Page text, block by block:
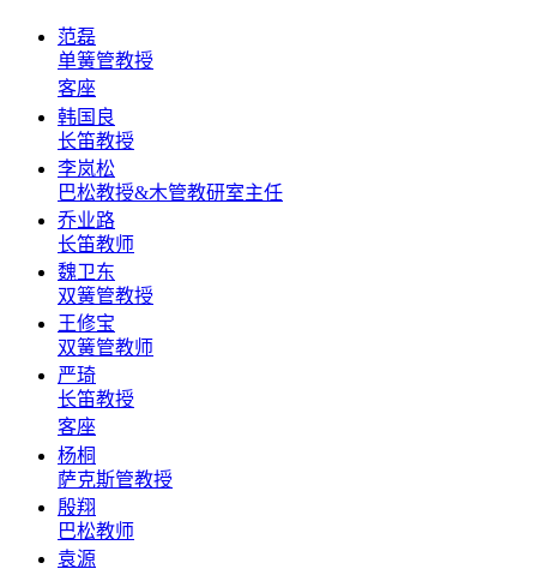
范磊
单簧管教授
客座
韩国良
长笛教授
李岚松
巴松教授&木管教研室主任
乔业路
长笛教师
魏卫东
双簧管教授
王修宝
双簧管教师
严琦
长笛教授
客座
杨桐
萨克斯管教授
殷翔
巴松教师
袁源